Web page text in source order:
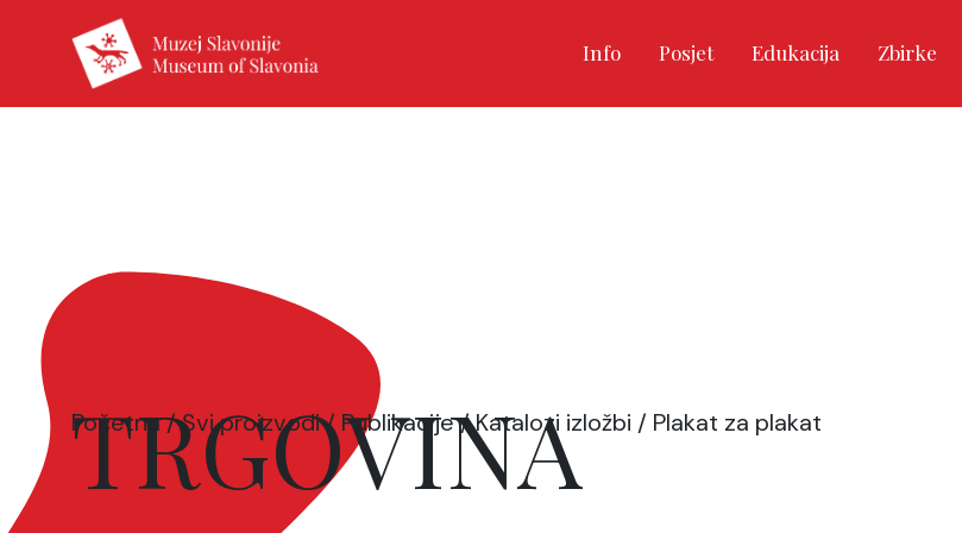
Početna/Svi proizvodi/ Publikacije/Katalozi izložbi / Plakat za plakat
Info Posjet Edukacija Zbirke
TRGOVINA